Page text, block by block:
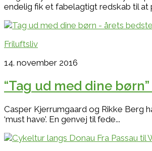
endelig fik et fabelagtigt redskab til
Friluftsliv
14. november 2016
“Tag ud med dine
Casper Kjerrumgaard og Rikke Berg
‘must have’. En genvej til fede...